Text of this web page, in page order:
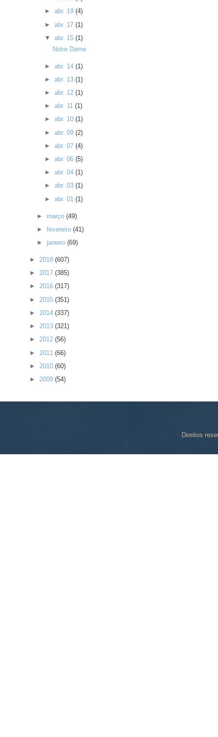
► abr. 19 (4)
► abr. 17 (1)
▼ abr. 15 (1)
Notre Dame
► abr. 14 (1)
► abr. 13 (1)
► abr. 12 (1)
► abr. 11 (1)
► abr. 10 (1)
► abr. 09 (2)
► abr. 07 (4)
► abr. 06 (5)
► abr. 04 (1)
► abr. 03 (1)
► abr. 01 (1)
► março(49)
►fevereiro(41)
► janeiro(69)
► 2018 (607)
► 2017 (385)
► 2016 (317)
► 2015 (351)
► 2014 (337)
► 2013 (321)
► 2012 (56)
► 2011 (66)
► 2010 (60)
► 2009 (54)
Direitos